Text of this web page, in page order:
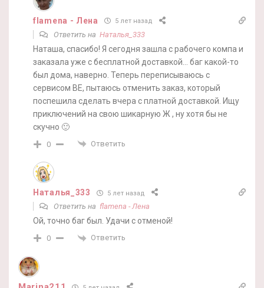
flamena - Лена 5 лет назад
Ответить на Наталья_333
Наташа, спасибо! Я сегодня зашла с рабочего компа и
заказала уже с бесплатной доставкой… баг какой-то
был дома, наверно. Теперь переписываюсь с
сервисом BE, пытаюсь отменить заказ, который
поспешила сделать вчера с платной доставкой. Ищу
приключений на свою шикарную Ж , ну хотя бы не
скучно 🙂
0 Ответить
Наталья_333 5 лет назад
Ответить на flamena - Лена
Ой, точно баг был. Удачи с отменой!
0 Ответить